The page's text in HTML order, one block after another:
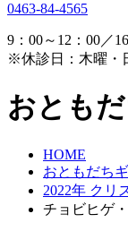
0463-84-4565
9：00～12：00／
※休診日：木曜・
おとも
HOME
おともだち
2022年 クリ
チョビヒゲ